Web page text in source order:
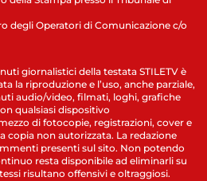
degli Operatori di Comunicazione c/o
giornalistici della testata STILETV è
la riproduzione e l’uso, anche parziale,
audio/video, filmati, loghi, grafiche
qualsiasi dispositivo
di fotocopie, registrazioni, cover e
copia non autorizzata. La redazione
presenti sul sito. Non potendo
resta disponibile ad eliminarli su
risultano offensivi e oltraggiosi.